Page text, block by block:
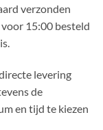
verzonden
15:00 besteld
levering
de
en tijd te kiezen